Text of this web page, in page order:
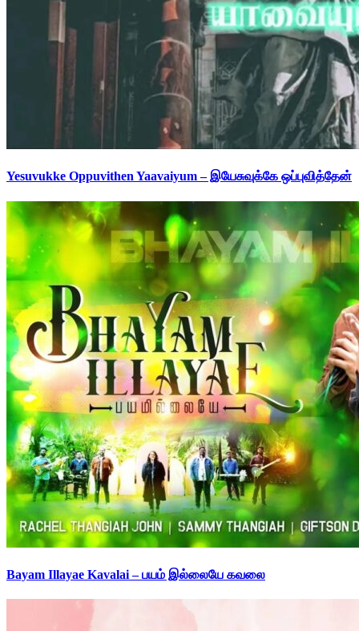
Yesuvukke Oppuvithen Yaavaiyum – இயேசுவுக்கே ஒப்புவித்தேன்
Bayam Illayae Kavalai – பயம் இல்லையே கவலை